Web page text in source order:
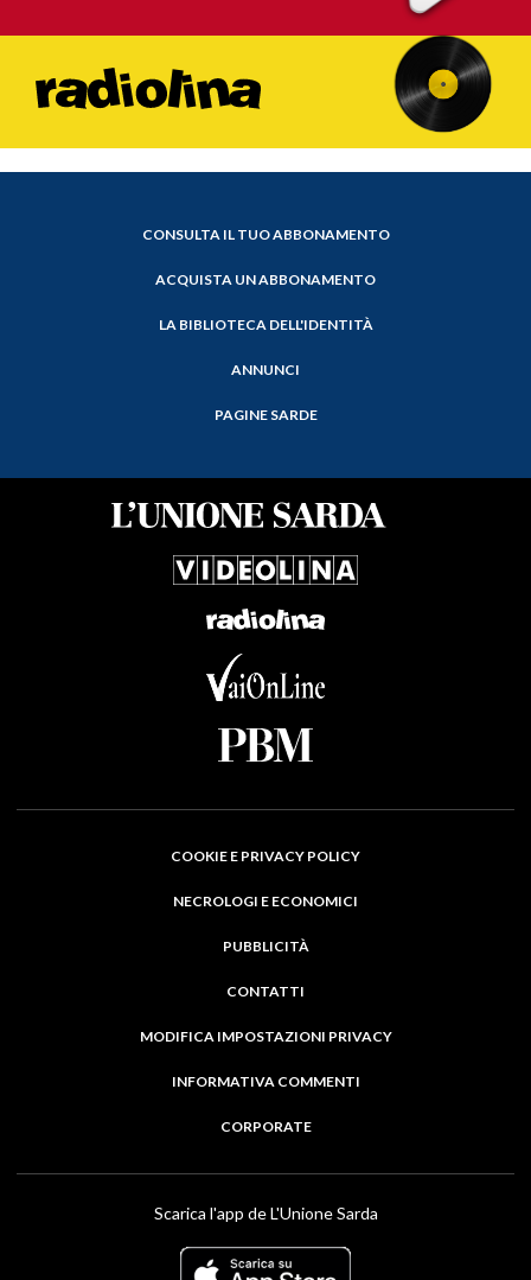
CONSULTA IL TUO ABBONAMENTO
ACQUISTA UN ABBONAMENTO
LA BIBLIOTECA DELL'IDENTITÀ
ANNUNCI
PAGINE SARDE
COOKIE E PRIVACY POLICY
NECROLOGI E ECONOMICI
PUBBLICITÀ
CONTATTI
MODIFICA IMPOSTAZIONI PRIVACY
INFORMATIVA COMMENTI
CORPORATE
Scarica l'app de L'Unione Sarda